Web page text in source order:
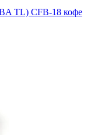
TL) CFB-18 кофе